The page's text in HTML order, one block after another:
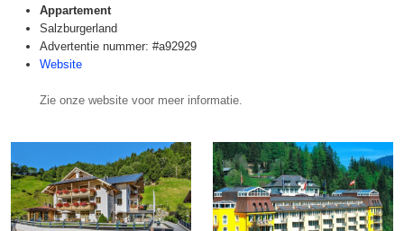
Appartement
Salzburgerland
Advertentie nummer: #a92929
Website
Zie onze website voor meer informatie.